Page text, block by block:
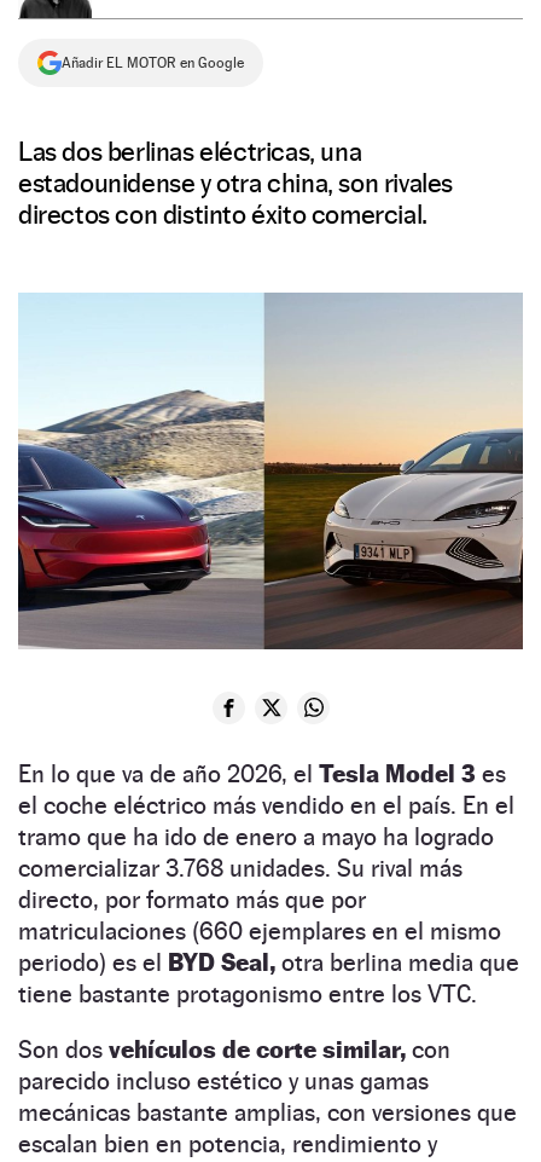
Añadir EL MOTOR en Google
Las dos berlinas eléctricas, una
estadounidense y otra china, son rivales
directos con distinto éxito comercial.
En lo que va de año 2026, el Tesla Model 3 es
el coche eléctrico más vendido en el país. En el
tramo que ha ido de enero a mayo ha logrado
comercializar 3.768 unidades. Su rival más
directo, por formato más que por
matriculaciones (660 ejemplares en el mismo
periodo) es el BYD Seal, otra berlina media que
tiene bastante protagonismo entre los VTC.
Son dos vehículos de corte similar, con
parecido incluso estético y unas gamas
mecánicas bastante amplias, con versiones que
escalan bien en potencia, rendimiento y